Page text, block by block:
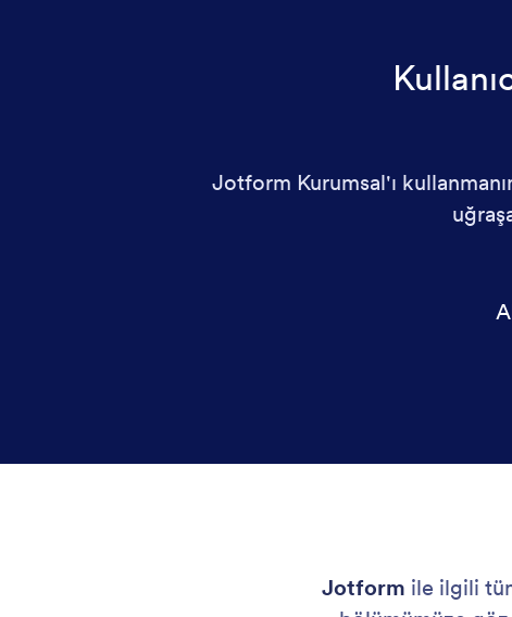
Jotform Kurumsal'ı
Jotform ile ilgili